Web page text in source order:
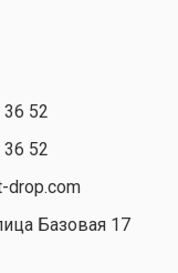
52
52
drop.com
Базовая 17